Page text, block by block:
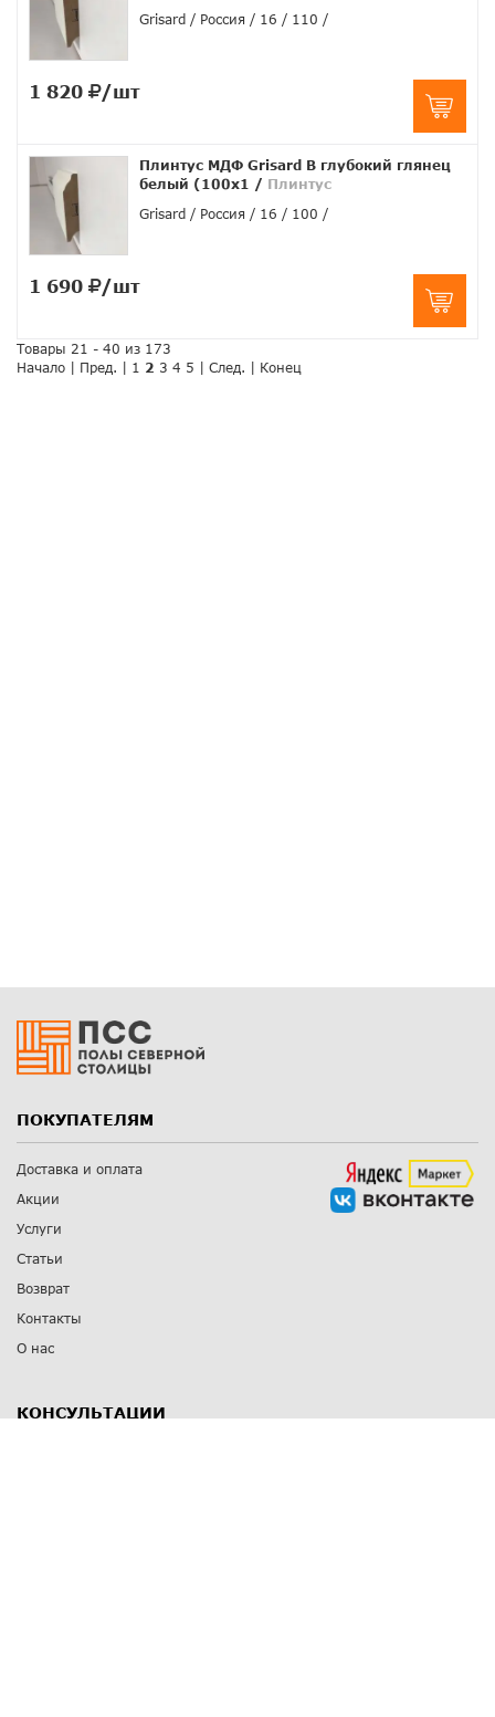
Grisard
Россия 16 110
1 820 /шт
Плинтус МДФ Grisard B глубокий глянец
белый (100x1 / Плинтус
Grisard
Россия 16 100
1 690 /шт
Товары 21 - 40 из 173
Начало
Пред. 1 2 3 4 5 След. Конец
ПОКУПАТЕЛЯМ
Доставка и оплата
Акции
Услуги
Статьи
Возврат
Контакты
О нас
КОНСУЛЬТАЦИИ